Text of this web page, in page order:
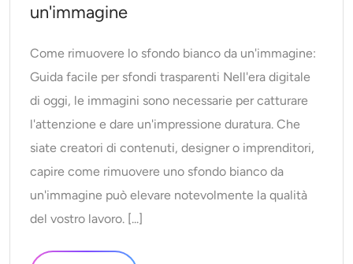
un'immagine
Come rimuovere lo sfondo bianco da un'immagine:
Guida facile per sfondi trasparenti Nell'era digitale
di oggi, le immagini sono necessarie per catturare
l'attenzione e dare un'impressione duratura. Che
siate creatori di contenuti, designer o imprenditori,
capire come rimuovere uno sfondo bianco da
un'immagine può elevare notevolmente la qualità
del vostro lavoro. [...]